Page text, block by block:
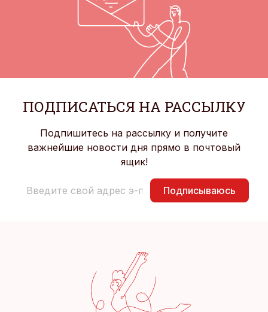
ПОДПИСАТЬСЯ НА РАССЫЛКУ
Подпишитесь на рассылку и получите
важнейшие новости дня прямо в почтовый
ящик!
Подписываюсь